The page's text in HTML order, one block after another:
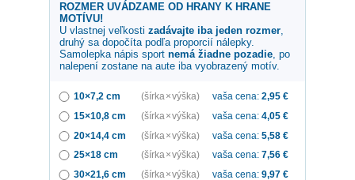
ROZMER UVÁDZAME OD HRANY K HRANE
MOTÍVU!
U vlastnej veľkosti zadávajte iba jeden rozmer,
druhý sa dopočíta podľa proporcií nálepky.
Samolepka nápis sport nemá žiadne pozadie, po
nalepení zostane na aute iba vyobrazený motív.
10×7,2 cm (šírka × výška) vaša cena: 2,95 €
15×10,8 cm
(šírka × výška) vaša cena: 4,05 €
20×14,4 cm
(šírka × výška) vaša cena: 5,58 €
25×18 cm
(šírka × výška) vaša cena: 7,56 €
30×21,6 cm
(šírka × výška) vaša cena: 9,97 €